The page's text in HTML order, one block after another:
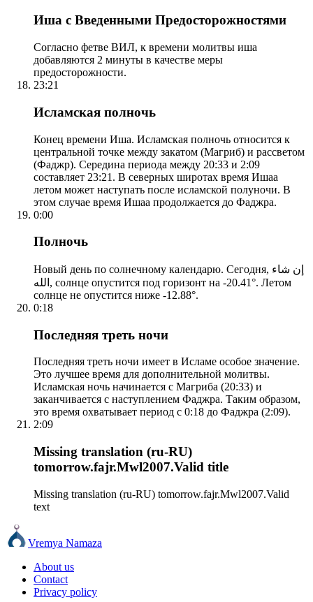
Иша с Введенными Предосторожностями
Согласно фетве ВИЛ, к времени молитвы иша
добавляются 2 минуты в качестве меры
предосторожности.
23:21
Исламская полночь
Конец времени Иша. Исламская полночь относится к
центральной точке между закатом (Магриб) и рассветом
(Фаджр). Середина периода между 20:33 и 2:09
составляет 23:21. В северных широтах время Ишаа
летом может наступать после исламской полуночи. В
этом случае время Ишаа продолжается до Фаджра.
0:00
Полночь
Новый день по солнечному календарю. Сегодня, إن شاء
الله, солнце опустится под горизонт на -20.41°. Летом
солнце не опустится ниже -12.88°.
0:18
Последняя треть ночи
Последняя треть ночи имеет в Исламе особое значение.
Это лучшее время для дополнительной молитвы.
Исламская ночь начинается с Магриба (20:33) и
заканчивается с наступлением Фаджра. Таким образом,
это время охватывает период с 0:18 до Фаджра (2:09).
2:09
Missing translation (ru-RU)
tomorrow.fajr.Mwl2007.Valid title
Missing translation (ru-RU) tomorrow.fajr.Mwl2007.Valid
text
Vremya Namaza
About us
Contact
Privacy policy